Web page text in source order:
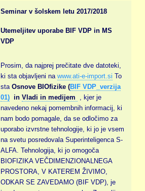
Seminar v šolskem letu 2017/2018
Utemeljitev uporabe BIF VDP in MS
VDP
Prosim, da najprej prečitate dve datoteki,
ki sta objavljeni na www.ati-e-import.si To
sta Osnove BIOfizike (BIF VDP_verzija
01)in Vladi in medijem
, kjer je
navedeno nekaj pomembnih informacij, ki
nam bodo pomagale, da se odločimo za
uporabo izvrstne tehnologije, ki jo je vsem
na svetu posredovala Superinteligenca S-
ALFA. Tehnologija, ki jo omogoča
BIOFIZIKA VEČDIMENZIONALNEGA
PROSTORA, V KATEREM ŽIVIMO,
ODKAR SE ZAVEDAMO (BIF VDP), je